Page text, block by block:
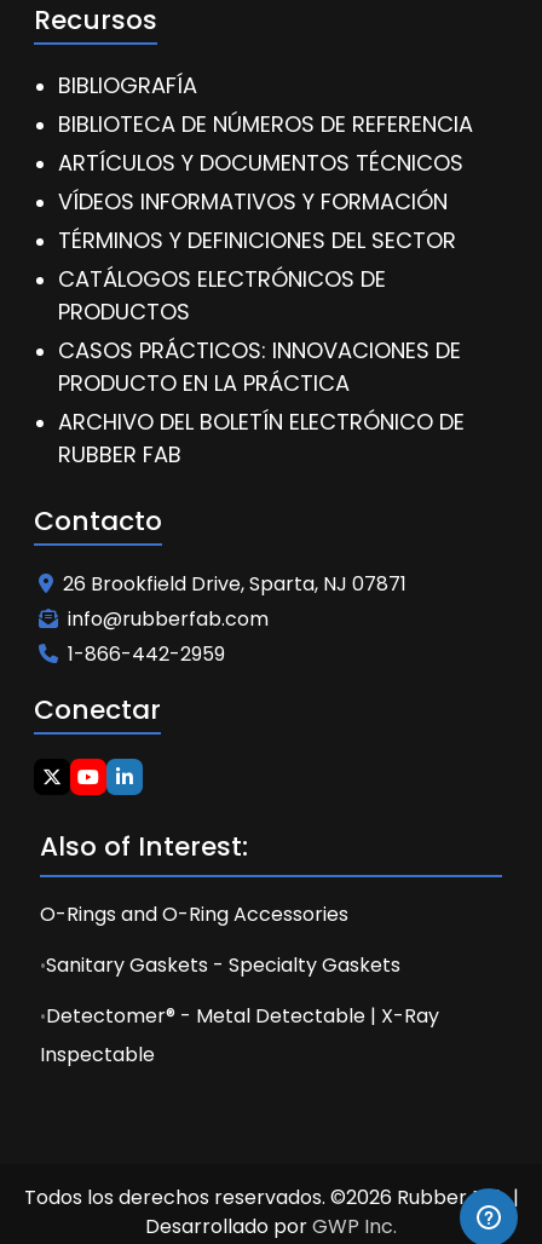
Recursos
BIBLIOGRAFÍA
BIBLIOTECA DE NÚMEROS DE REFERENCIA
ARTÍCULOS Y DOCUMENTOS TÉCNICOS
VÍDEOS INFORMATIVOS Y FORMACIÓN
TÉRMINOS Y DEFINICIONES DEL SECTOR
CATÁLOGOS ELECTRÓNICOS DE
PRODUCTOS
CASOS PRÁCTICOS: INNOVACIONES DE
PRODUCTO EN LA PRÁCTICA
ARCHIVO DEL BOLETÍN ELECTRÓNICO DE
RUBBER FAB
Contacto
26 Brookfield Drive, Sparta, NJ 07871
info@rubberfab.com
1-866-442-2959
Conectar
Also of Interest:
O-Rings and O-Ring Accessories
Sanitary Gaskets - Specialty Gaskets
Detectomer® - Metal Detectable | X-Ray
Inspectable
Todos los derechos reservados. ©2026 Rubber Fab |
Desarrollado porGWP Inc.